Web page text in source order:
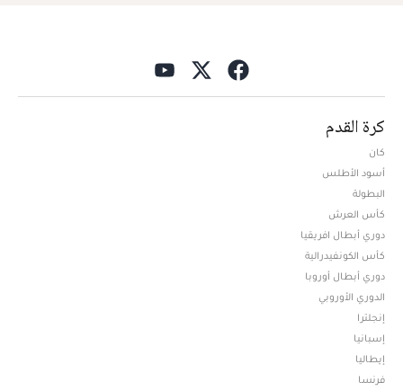
كرة القدم
كان
أسود الأطلس
البطولة
كأس العرش
دوري أبطال افريقيا
كأس الكونفيدرالية
دوري أبطال أوروبا
الدوري الأوروبي
إنجلترا
إسبانيا
إيطاليا
فرنسا